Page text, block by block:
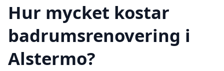
Hur mycket kostar
badrumsrenovering i
Alstermo?